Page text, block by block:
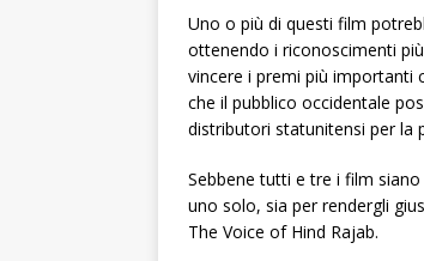
Uno o più di questi film
ottenendo i riconoscimenti
vincere i premi più importanti
che il pubblico occidentale
distributori statunitensi per la
Sebbene tutti e tre i film
uno solo, sia per rendergli
The Voice of Hind Rajab.